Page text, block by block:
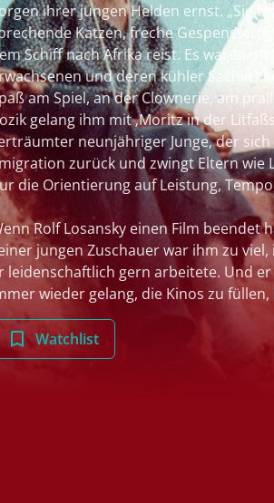
ihrer jungen Helden ernst. „Sie
Katzen, freche
Schiff nach Afrika reist. Es waren
und deren kühler
am Spiel, an der Clownerie, am
gelang ihm mit ‚Moritz in der
neunjähriger Junge, der
zurück und zwingt Eltern wie
die Orientierung auf Leistung,
Rolf Losansky einen Film
jungen Zuschauer war ihm zu
leidenschaftlich gern arbeitete. Und
wieder gelang, die Kinos zu
Watchlist